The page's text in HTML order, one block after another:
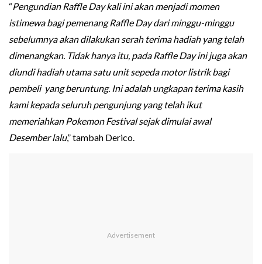
“Pengundian Raffle Day kali ini akan menjadi momen
istimewa bagi pemenang Raffle Day dari minggu-minggu
sebelumnya akan dilakukan serah terima hadiah yang telah
dimenangkan. Tidak hanya itu, pada Raffle Day ini juga akan
diundi hadiah utama satu unit sepeda motor listrik bagi
pembeli yang beruntung. Ini adalah ungkapan terima kasih
kami kepada seluruh pengunjung yang telah ikut
memeriahkan Pokemon Festival sejak dimulai awal
Desember lalu,” tambah Derico.